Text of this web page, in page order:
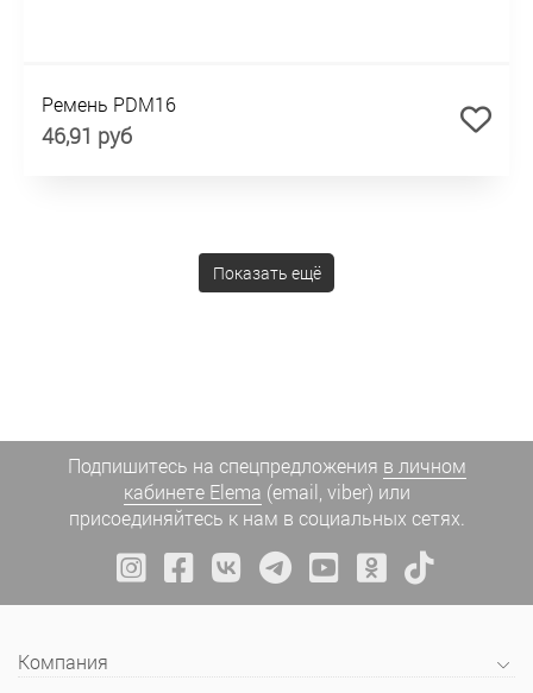
Ремень PDM16
46,91 руб
Показать ещё
Подпишитесь на спецпредложения в личном
кабинете Elema (email, viber) или
присоединяйтесь к нам в социальных сетях.
Компания